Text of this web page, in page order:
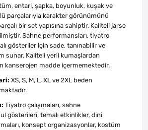
entari, şapka, boyunluk, kuşak ve
parçalarıyla karakter görünümünü
bir set yapısına sahiptir. Kaliteli jarse
Sahne performansları, tiyatro
gösteriler için sade, tanınabilir ve
sunar. Kaliteli yerli kumaşlardan
kanserojen madde içermemektedir.
XS, S, M, L, XL ve 2XL beden
Tiyatro çalışmaları, sahne
gösterileri, temalı etkinlikler, dini
konsept organizasyonlar, kostüm